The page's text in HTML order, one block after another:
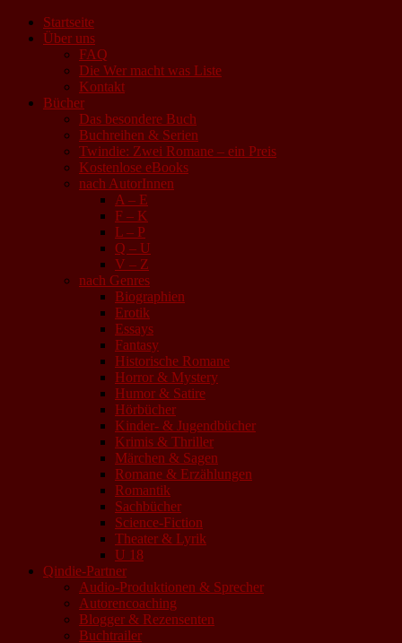
Startseite
Über uns
FAQ
Die Wer macht was Liste
Kontakt
Bücher
Das besondere Buch
Buchreihen & Serien
Twindie: Zwei Romane – ein Preis
Kostenlose eBooks
nach AutorInnen
A – E
F – K
L – P
Q – U
V – Z
nach Genres
Biographien
Erotik
Essays
Fantasy
Historische Romane
Horror & Mystery
Humor & Satire
Hörbücher
Kinder- & Jugendbücher
Krimis & Thriller
Märchen & Sagen
Romane & Erzählungen
Romantik
Sachbücher
Science-Fiction
Theater & Lyrik
U 18
Qindie-Partner
Audio-Produktionen & Sprecher
Autorencoaching
Blogger & Rezensenten
Buchtrailer